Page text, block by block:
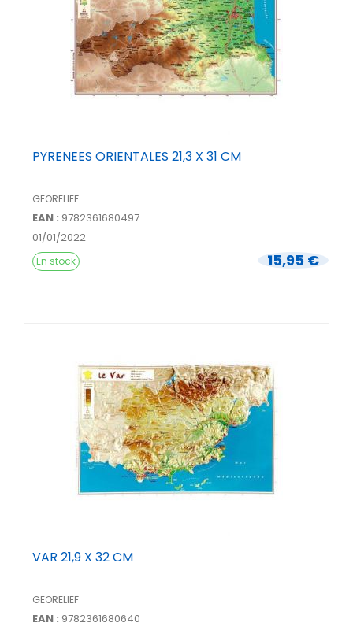
PYRENEES ORIENTALES 21,3 X 31 CM
GEORELIEF
EAN : 9782361680497
01/01/2022
15,95 €
En stock
VAR 21,9 X 32 CM
GEORELIEF
EAN : 9782361680640